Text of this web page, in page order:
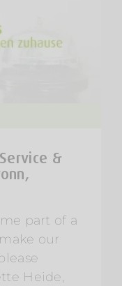
&
part of a
our
Heide,